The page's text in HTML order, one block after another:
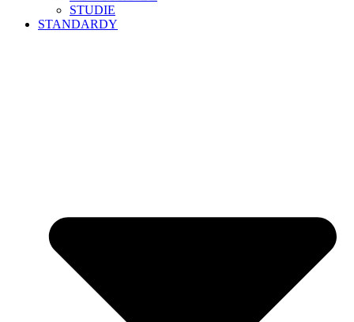
STUDIE
STANDARDY